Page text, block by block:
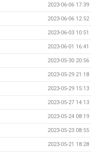
2023-06-06 17:39
2023-06-06 12:52
2023-06-03 10:51
2023-06-01 16:41
2023-05-30 20:56
2023-05-29 21:18
2023-05-29 15:13
2023-05-27 14:13
2023-05-24 08:19
2023-05-23 08:55
2023-05-21 18:28